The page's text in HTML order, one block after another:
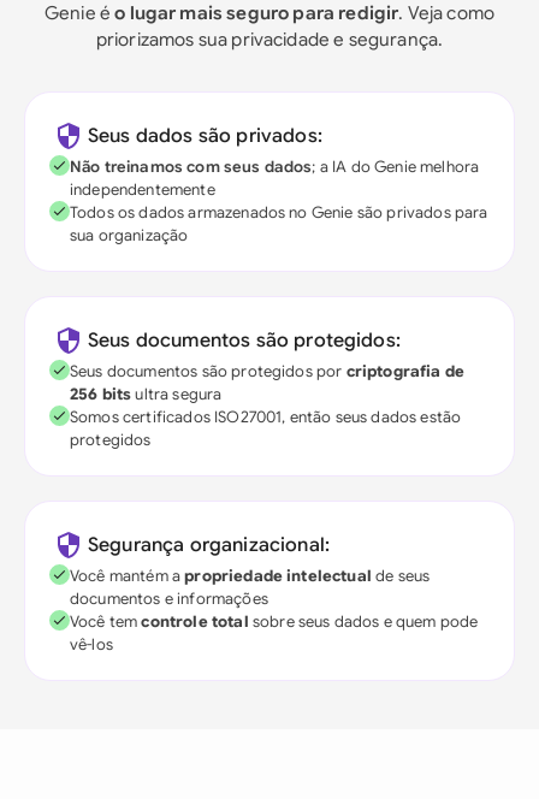
Genie éo lugar mais seguro para redigir. Veja como
priorizamos sua privacidade e segurança.
Seus dados são privados:
Não treinamos com seus dados; a IA do Genie melhora
independentemente
Todos os dados armazenados no Genie são privados para
sua organização
Seus documentos são protegidos:
Seus documentos são protegidos por criptografia de
256 bitsultra segura
Somos certificados ISO27001, então seus dados estão
protegidos
Segurança organizacional:
Você mantém apropriedade intelectual de seus
documentos e informações
Você temcontrole total sobre seus dados e quem pode
vê-los